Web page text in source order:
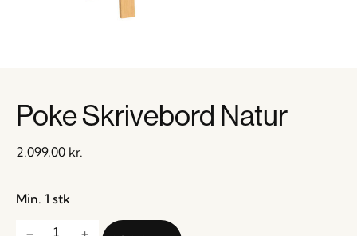
Poke Skrivebord Natur
2.099,00 kr.
Min. 1 stk